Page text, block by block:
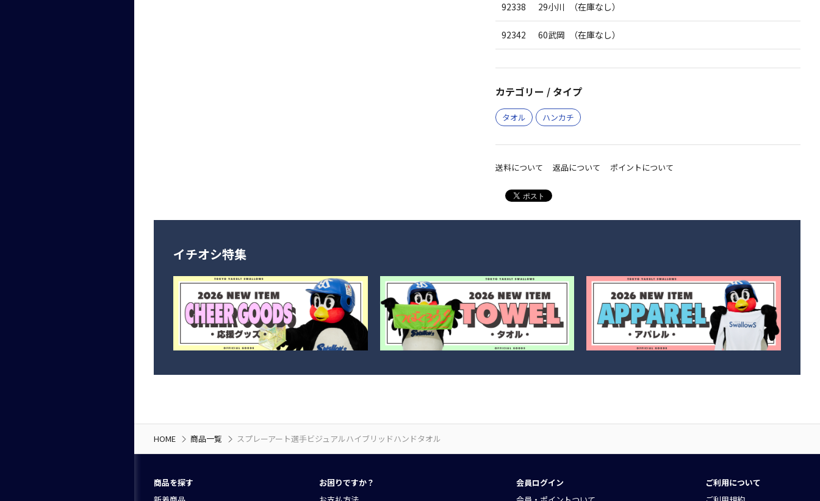
92338 29小川 （在庫なし）
92342 60武岡 （在庫なし）
カテゴリー / タイプ
タオル ハンカチ
送料について 返品について ポイントについて
イチオシ特集
HOME 商品一覧 スプレーアート選手ビジュアルハイブリッドハンドタオル
商品を探す
お困りですか？
会員ログイン
ご利用について